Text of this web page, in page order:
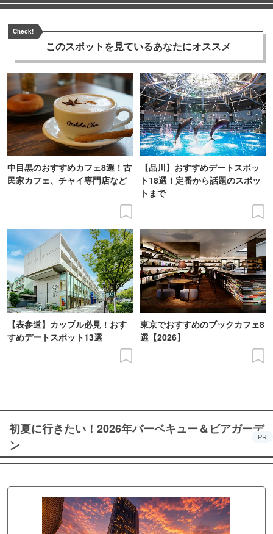
Check!
このスポットを見ているあなたにオススメ
中目黒のおすすめカフェ8選！古
民家カフェ、チャイ専門店など
【品川】おすすめデートスポッ
ト18選！定番から話題のスポッ
トまで
【表参道】カップル必見！おす
すめデートスポット13選
東京でおすすめのブックカフェ8
選【2026】
初夏に行きたい！2026年バーベキュー＆ビアガーデ
ン
PR